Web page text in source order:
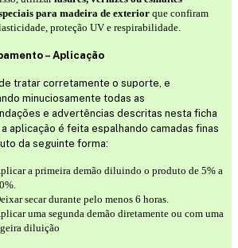
para madeira de exterior que confiram
proteção UV e respirabilidade.
– Aplicação
tratar corretamente o suporte, e
minuciosamente todas as
e advertências descritas nesta ficha
aplicação é feita espalhando camadas finas
da seguinte forma:
a primeira demão diluindo o produto de 5% a
secar durante pelo menos 6 horas.
uma segunda demão diretamente ou com uma
diluição